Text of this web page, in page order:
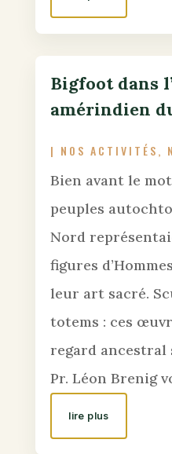
Bigfoot dans
amérindien
| NOS ACTIVITÉS,
Bien avant le
peuples
Nord
figures
leur art sacré.
totems : ces
regard ancestral
Pr. Léon Brenig
lire plus